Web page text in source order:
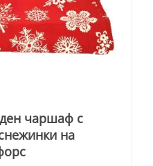
чаршаф с
на